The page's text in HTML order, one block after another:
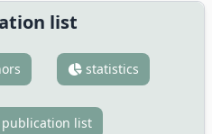
list
statistics
list